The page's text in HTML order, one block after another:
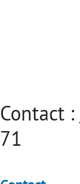
Contact :
71